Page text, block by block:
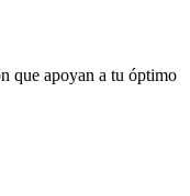
que apoyan a tu óptimo